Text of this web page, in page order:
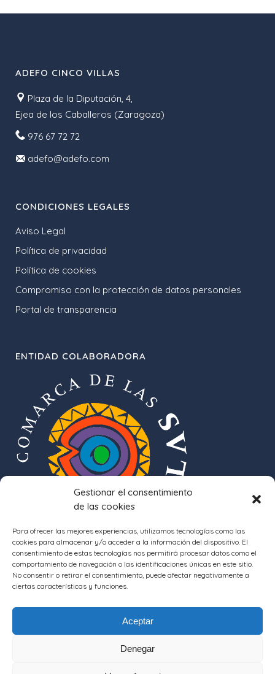
Gestionar el consentimiento
de las cookies
Para ofrecer las mejores experiencias, utilizamos tecnologías como las
cookies para almacenar y/o acceder a la información del dispositivo. El
consentimiento de estas tecnologías nos permitirá procesar datos como el
comportamiento de navegación o las identificaciones únicas en este sitio.
No consentir o retirar el consentimiento, puede afectar negativamente a
ciertas características y funciones.
Aceptar
Denegar
ADEFO CINCO VILLAS
Plaza de la Diputación, 4,
Ejea de los Caballeros (Zaragoza)
976 67 72 72
adefo@adefo.com
CONDICIONES LEGALES
Aviso Legal
Política de privacidad
Política de cookies
Compromiso con la protección de datos personales
Portal de transparencia
ENTIDAD COLABORADORA